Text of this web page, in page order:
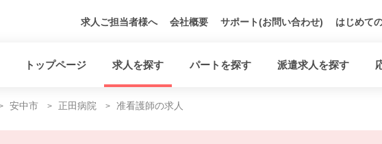
求人ご担当者様へ 会社概要 サポート(お問い合わせ) はじめて
トップページ 求人を探す パートを探す 派遣求人を探す
安中市 正田病院 准看護師の求人